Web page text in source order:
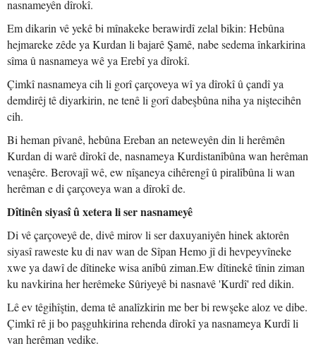
nasnameyên dîrokî.
Em dikarin vê yekê bi mînakeke berawirdî zelal bikin: Hebûna
hejmareke zêde ya Kurdan li bajarê Şamê, nabe sedema înkarkirina
sîma û nasnameya wê ya Erebî ya dîrokî.
Çimkî nasnameya cih li gorî çarçoveya wî ya dîrokî û çandî ya
demdirêj tê diyarkirin, ne tenê li gorî dabeşbûna niha ya niştecihên
cih.
Bi heman pîvanê, hebûna Ereban an neteweyên din li herêmên
Kurdan di warê dîrokî de, nasnameya Kurdistanîbûna wan herêman
venaşêre. Berovajî wê, ew nîşaneya cihêrengî û piralîbûna li wan
herêman e di çarçoveya wan a dîrokî de.
Dîtinên siyasî û xetera li ser nasnameyê
Di vê çarçoveyê de, divê mirov li ser daxuyaniyên hinek aktorên
siyasî raweste ku di nav wan de Sîpan Hemo jî di hevpeyvîneke
xwe ya dawî de dîtineke wisa anîbû ziman.Ew dîtinekê tînin ziman
ku navkirina her herêmeke Sûriyeyê bi nasnavê 'Kurdî' red dikin.
Lê ev têgihîştin, dema tê analîzkirin me ber bi rewşeke aloz ve dibe.
Çimkî rê ji bo paşguhkirina rehenda dîrokî ya nasnameya Kurdî li
van herêman vedike.